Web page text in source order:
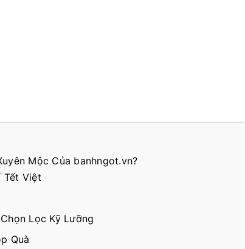
Mộc Của banhngot.vn?
Tết Việt
Lọc Kỹ Lưỡng
Quà